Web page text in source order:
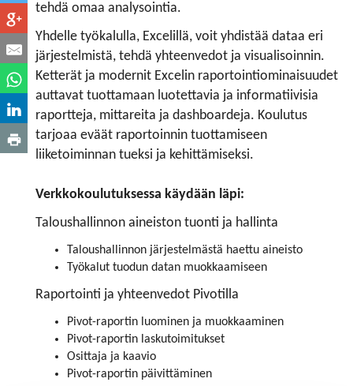
tehdä omaa analysointia.
Yhdelle työkalulla, Excelillä, voit yhdistää dataa eri
järjestelmistä, tehdä yhteenvedot ja visualisoinnin.
Ketterät ja modernit Excelin raportointiominaisuudet
auttavat tuottamaan luotettavia ja informatiivisia
raportteja, mittareita ja dashboardeja. Koulutus
tarjoaa eväät raportoinnin tuottamiseen
liiketoiminnan tueksi ja kehittämiseksi.
Verkkokoulutuksessa käydään läpi:
Taloushallinnon aineiston tuonti ja hallinta
Taloushallinnon järjestelmästä haettu aineisto
Työkalut tuodun datan muokkaamiseen
Raportointi ja yhteenvedot Pivotilla
Pivot-raportin luominen ja muokkaaminen
Pivot-raportin laskutoimitukset
Osittaja ja kaavio
Pivot-raportin päivittäminen